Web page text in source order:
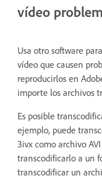
vídeo
Usa otro software
vídeo que causen
reproducirlos en
importe los archivos
Es posible
ejemplo, puede
3ivx como archivo
transcodificarlo a un
transcodificar un